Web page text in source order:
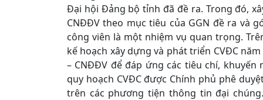
Đại hội Đảng bộ tỉnh đã đề ra. Trong đó,
CNĐĐV theo mục tiêu của GGN đề ra và
công viên là một nhiệm vụ quan trọng.
kế hoạch xây dựng và phát triển CVĐC
– CNĐĐV để đáp ứng các tiêu chí, khuyến
quy hoạch CVĐC được Chính phủ phê
trên các phương tiện thông tin đại